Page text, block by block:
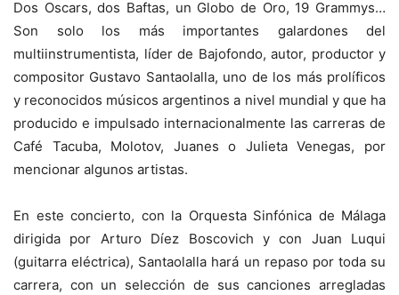
Dos Oscars, dos Baftas, un Globo de Oro, 19 Grammys…
Son solo los más importantes galardones del
multiinstrumentista, líder de Bajofondo, autor, productor y
compositor Gustavo Santaolalla, uno de los más prolíficos
y reconocidos músicos argentinos a nivel mundial y que ha
producido e impulsado internacionalmente las carreras de
Café Tacuba, Molotov, Juanes o Julieta Venegas, por
mencionar algunos artistas.
En este concierto, con la Orquesta Sinfónica de Málaga
dirigida por Arturo Díez Boscovich y con Juan Luqui
(guitarra eléctrica), Santaolalla hará un repaso por toda su
carrera, con un selección de sus canciones arregladas